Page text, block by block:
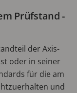
Prüfstand -
der Axis-
oder in seiner
für die am
und